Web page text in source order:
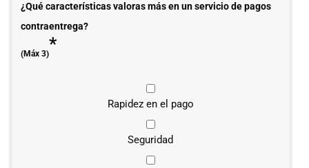
¿Qué características valoras más en un servicio de pagos
contraentrega?
(Máx 3)*
Rapidez en el pago
Seguridad